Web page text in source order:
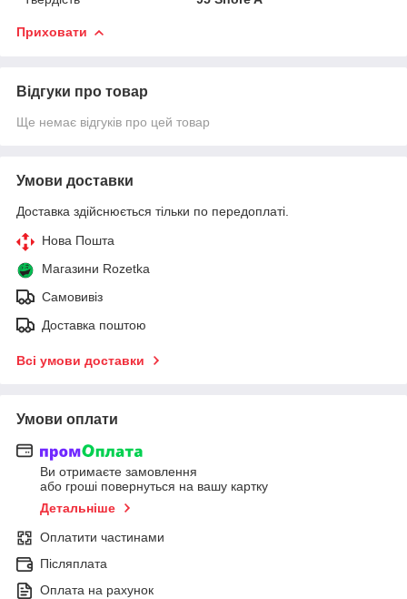
Приховати
Відгуки про товар
Ще немає відгуків про цей товар
Умови доставки
Доставка здійснюється тільки по передоплаті.
Нова Пошта
Магазини Rozetka
Самовивіз
Доставка поштою
Всі умови доставки
Умови оплати
Ви отримаєте замовлення
або гроші повернуться на вашу картку
Детальніше
Оплатити частинами
Післяплата
Оплата на рахунок